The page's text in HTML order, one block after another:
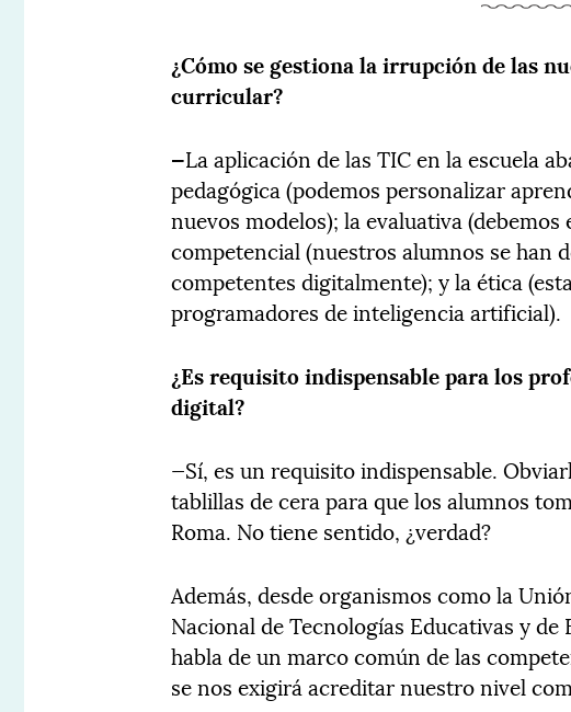
¿Cómo se gestiona la irrupción de las
curricular?
—La aplicación de las TIC en la escuela
pedagógica (podemos personalizar
nuevos modelos); la evaluativa
competencial (nuestros alumnos se han
competentes digitalmente); y la ética
programadores de inteligencia artificial).
¿Es requisito indispensable para los
digital?
—Sí, es un requisito indispensable.
tablillas de cera para que los alumnos
Roma. No tiene sentido, ¿verdad?
Además, desde organismos como la
Nacional de Tecnologías Educativas y
habla de un marco común de las
se nos exigirá acreditar nuestro nivel